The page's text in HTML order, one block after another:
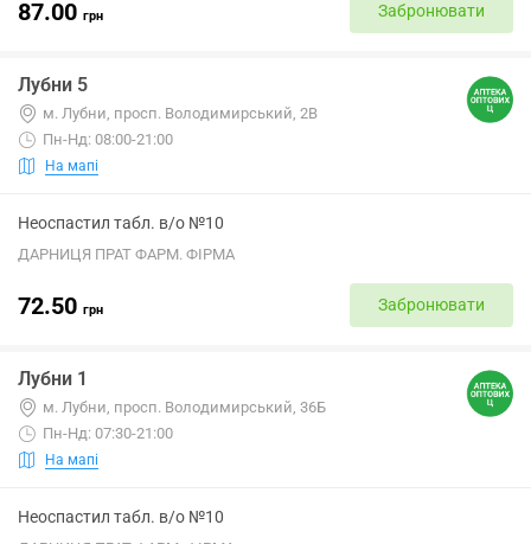
87.00 грн Забронювати
Лубни 5
м. Лубни, просп. Володимирський, 2В
Пн-Нд: 08:00-21:00
На мапі
Неоспастил табл. в/о №10
ДАРНИЦЯ ПРАТ ФАРМ. ФІРМА
72.50 грн Забронювати
Лубни 1
м. Лубни, просп. Володимирський, 36Б
Пн-Нд: 07:30-21:00
На мапі
Неоспастил табл. в/о №10